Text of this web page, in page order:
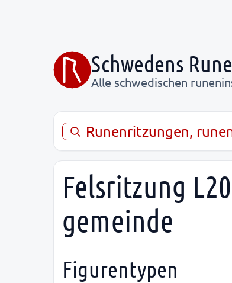
Schwedens
Alle schwedischen
Runenritzungen,
Felsritzung
gemeinde
Figurentypen